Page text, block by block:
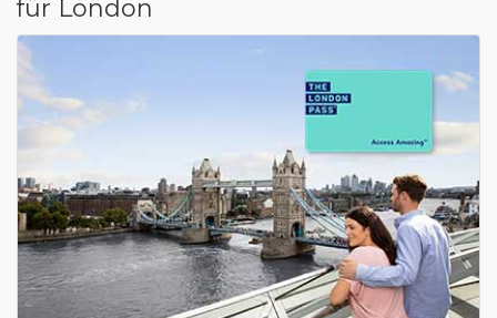
für London